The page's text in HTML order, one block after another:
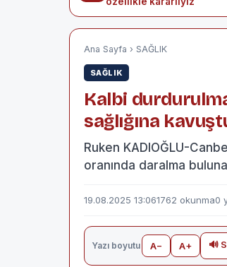
Ana Sayfa › SAĞLIK
SAĞLIK
Kalbi
sağlığına
Ruken KADIOĞLU-
oranında daralma
19.08.2025 13:061762 okunma0
Yazı boyutu A− A+ 🔊